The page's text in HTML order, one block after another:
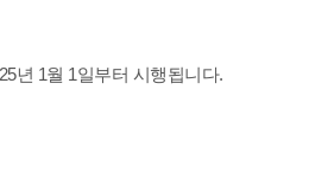
년 1월 1일부터 시행됩니다.